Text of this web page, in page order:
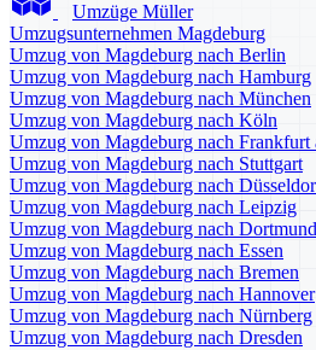
Umzüge Müller
Umzugsunternehmen Magdeburg
Umzug von Magdeburg nach Berlin
Umzug von Magdeburg nach Hamburg
Umzug von Magdeburg nach München
Umzug von Magdeburg nach Köln
Umzug von Magdeburg nach Frankfurt
Umzug von Magdeburg nach Stuttgart
Umzug von Magdeburg nach
Umzug von Magdeburg nach Leipzig
Umzug von Magdeburg nach Dortmund
Umzug von Magdeburg nach Essen
Umzug von Magdeburg nach Bremen
Umzug von Magdeburg nach Hannover
Umzug von Magdeburg nach Nürnberg
Umzug von Magdeburg nach Dresden